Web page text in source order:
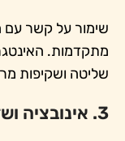
שימור על קשר עם
מתקדמות.
שליטה ושקיפות
3. אינובציה ושדרוג טכנולוגי: